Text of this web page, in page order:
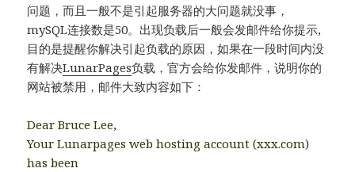
问题，而且一般不是引起服务器的大问题就没事，
mySQL连接数是50。出现负载后一般会发邮件给你提示,
目的是提醒你解决引起负载的原因，如果在一段时间内没
有解决LunarPages负载，官方会给你发邮件，说明你的
网站被禁用，邮件大致内容如下：
Dear Bruce Lee,
Your Lunarpages web hosting account (xxx.com)
has been